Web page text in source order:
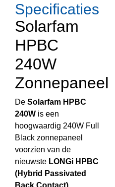
Specificaties
Solarfam
HPBC
240W
Zonnepaneel
De Solarfam HPBC
240W is een
hoogwaardig 240W Full
Black zonnepaneel
voorzien van de
nieuwste LONGi HPBC
(Hybrid Passivated
Back Contact)